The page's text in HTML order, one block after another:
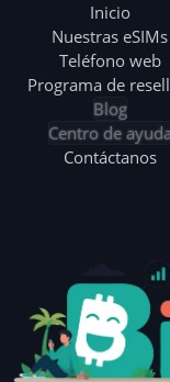
Inicio
Nuestras eSIMs
Teléfono web
Programa de
Blog
Centro de
Contáctanos